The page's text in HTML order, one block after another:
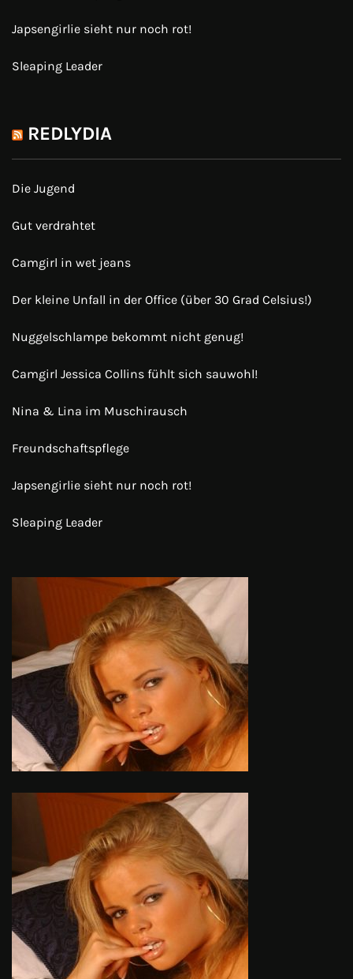
Japsengirlie sieht nur noch rot!
Sleaping Leader
REDLYDIA
Die Jugend
Gut verdrahtet
Camgirl in wet jeans
Der kleine Unfall in der Office (über 30 Grad Celsius!)
Nuggelschlampe bekommt nicht genug!
Camgirl Jessica Collins fühlt sich sauwohl!
Nina & Lina im Muschirausch
Freundschaftspflege
Japsengirlie sieht nur noch rot!
Sleaping Leader